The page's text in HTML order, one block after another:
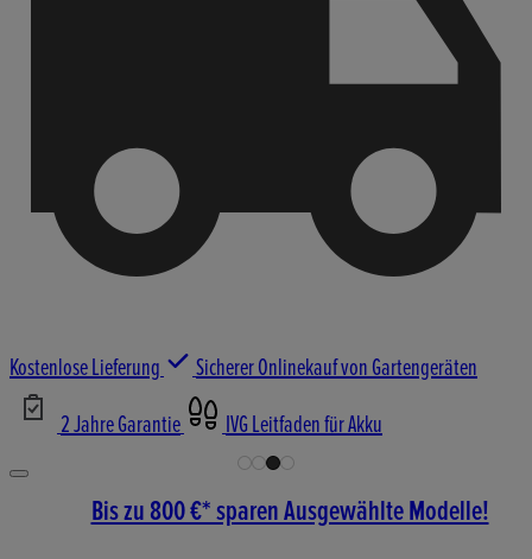
Kostenlose Lieferung
Sicherer Onlinekauf von Gartengeräten
2 Jahre Garantie
IVG Leitfaden für Akku
Bis zu 800 €* sparen Ausgewählte Modelle!